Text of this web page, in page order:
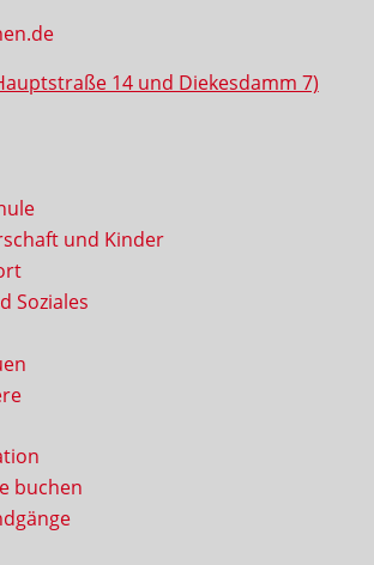
14 und Diekesdamm 7)
und Kinder
Soziales
buchen